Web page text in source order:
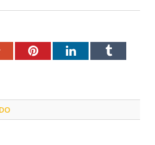
Google+PinterestLinkedInTumblr